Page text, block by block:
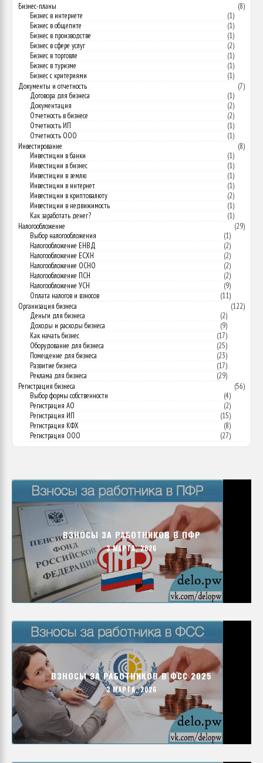
Бизнес-планы
(8)
Бизнес в интернете
(1)
Бизнес в общепите
(1)
Бизнес в производстве
(1)
Бизнес в сфере услуг
(2)
Бизнес в торговле
(1)
Бизнес в туризме
(1)
Бизнес с критериями
(1)
Документы и отчетность
(7)
Договора для бизнеса
(1)
Документация
(2)
Отчетность в бизнесе
(2)
Отчетность ИП
(1)
Отчетность ООО
(1)
Инвестирование
(8)
Инвестиции в банки
(1)
Инвестиции в бизнес
(1)
Инвестиции в землю
(1)
Инвестиции в интернет
(1)
Инвестиции в криптовалюту
(2)
Инвестиции в недвижимость
(1)
Как заработать денег?
(1)
Налогообложение
(29)
Выбор налогообложения
(1)
Налогообложение ЕНВД
(2)
Налогообложение ЕСХН
(2)
Налогообложение ОСНО
(2)
Налогообложение ПСН
(2)
Налогообложение УСН
(9)
Оплата налогов и взносов
(11)
Организация бизнеса
(122)
Деньги для бизнеса
(2)
Доходы и расходы бизнеса
(9)
Как начать бизнес
(17)
Оборудование для бизнеса
(25)
Помещение для бизнеса
(23)
Развитие бизнеса
(17)
Реклама для бизнеса
(29)
Регистрация бизнеса
(56)
Выбор формы собственности
(4)
Регистрация АО
(2)
Регистрация ИП
(15)
Регистрация КФХ
(8)
Регистрация ООО
(27)
ВЗНОСЫ ЗА РАБОТНИКОВ В ПФР
3 МАРТА, 2026
ВЗНОСЫ ЗА РАБОТНИКОВ В ФСС 2025
3 МАРТА, 2026